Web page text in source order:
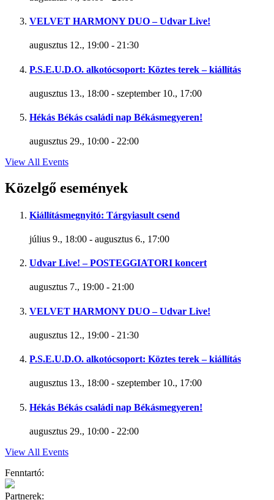
VELVET HARMONY DUO – Udvar Live!
augusztus 12., 19:00 - 21:30
P.S.E.U.D.O. alkotócsoport: Köztes terek – kiállítás
augusztus 13., 18:00 - szeptember 10., 17:00
Hékás Békás családi nap Békásmegyeren!
augusztus 29., 10:00 - 22:00
View All Events
Közelgő események
Kiállításmegnyitó: Tárgyiasult csend
július 9., 18:00 - augusztus 6., 17:00
Udvar Live! – POSTEGGIATORI koncert
augusztus 7., 19:00 - 21:00
VELVET HARMONY DUO – Udvar Live!
augusztus 12., 19:00 - 21:30
P.S.E.U.D.O. alkotócsoport: Köztes terek – kiállítás
augusztus 13., 18:00 - szeptember 10., 17:00
Hékás Békás családi nap Békásmegyeren!
augusztus 29., 10:00 - 22:00
View All Events
Fenntartó:
Partnerek: